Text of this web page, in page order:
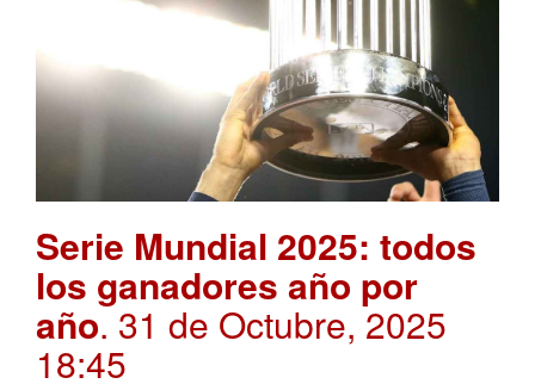
Serie Mundial 2025: todos
los ganadores año por
año. 31 de Octubre, 2025
18:45